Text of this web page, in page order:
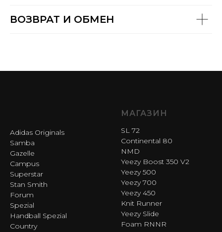
ВОЗВРАТ И ОБМЕН
Adidas Originals
Samba
Gazelle
Campus
Superstar
Stan Smith
Forum
Spezial
Handball Spezial
Country
МАГАЗИН
SL 72
Continental 80
NMD
Yeezy Boost 350 V2
Yeezy 500
Yeezy 700
Yeezy 450
Knit Runner
Yeezy Slide
Foam RNNR